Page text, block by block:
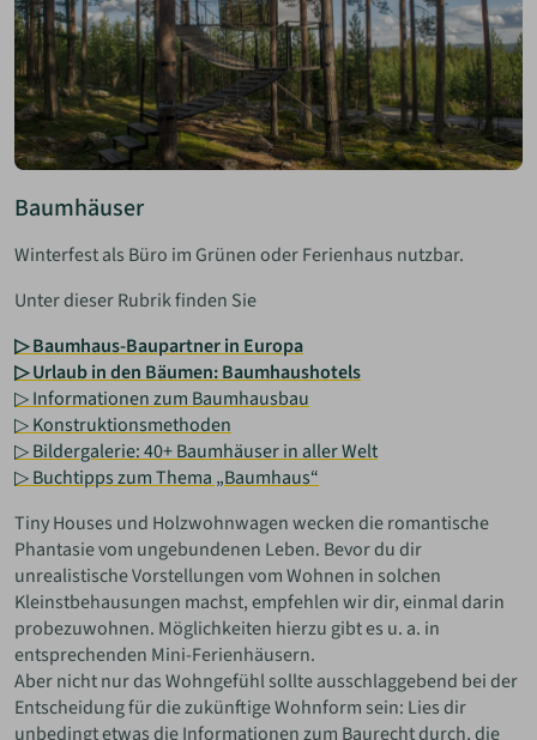
Baumhäuser
Winterfest als Büro im Grünen oder Ferienhaus nutzbar.
Unter dieser Rubrik finden Sie
▷ Baumhaus-Baupartner in Europa
▷ Urlaub in den Bäumen: Baumhaushotels
▷ Informationen zum Baumhausbau
▷ Konstruktionsmethoden
▷ Bildergalerie: 40+ Baumhäuser in aller Welt
▷ Buchtipps zum Thema „Baumhaus“
Tiny Houses und Holzwohnwagen wecken die romantische
Phantasie vom ungebundenen Leben. Bevor du dir
unrealistische Vorstellungen vom Wohnen in solchen
Kleinstbehausungen machst, empfehlen wir dir, einmal darin
probezuwohnen. Möglichkeiten hierzu gibt es u. a. in
entsprechenden Mini-Ferienhäusern.
Aber nicht nur das Wohngefühl sollte ausschlaggebend bei der
Entscheidung für die zukünftige Wohnform sein: Lies dir
unbedingt etwas die Informationen zum Baurecht durch, die